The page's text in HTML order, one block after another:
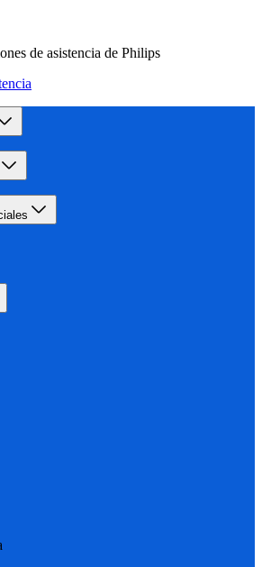
de asistencia de Philips